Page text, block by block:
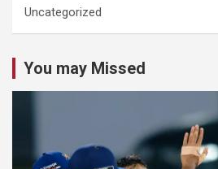
Uncategorized
You may Missed